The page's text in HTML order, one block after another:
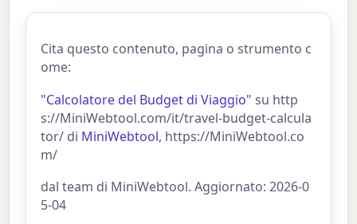
Cita questo contenuto, pagina o strumento c
ome:
"Calcolatore del Budget di Viaggio" su http
s://MiniWebtool.com/it/travel-budget-calcula
tor/ di MiniWebtool, https://MiniWebtool.co
m/
dal team di MiniWebtool. Aggiornato: 2026-0
5-04